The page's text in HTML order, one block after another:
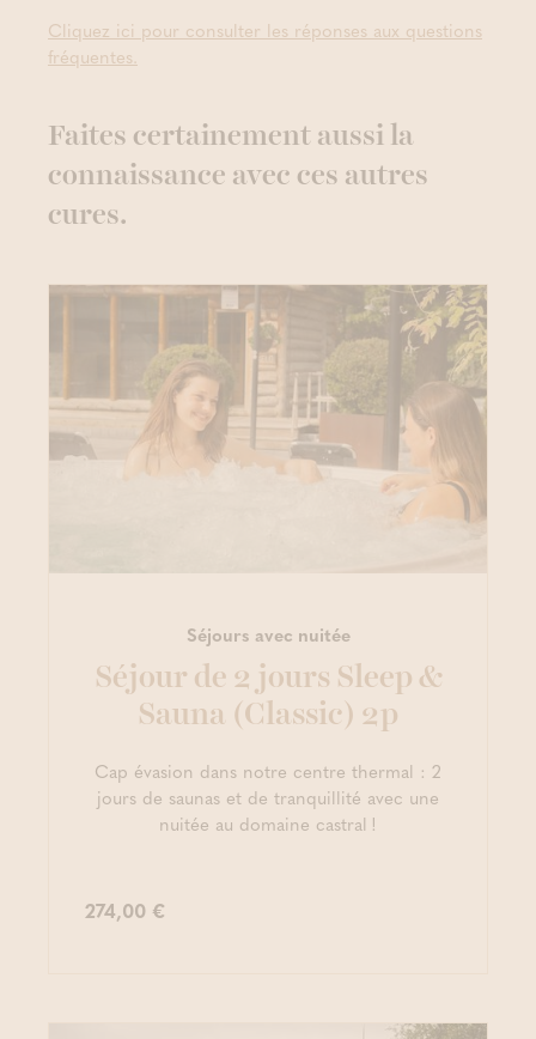
Cliquez ici pour consulter les réponses aux questions
fréquentes.
Faites certainement aussi la
connaissance avec ces autres
cures.
Séjours avec nuitée
Séjour de 2 jours Sleep &
Sauna (Classic) 2p
Cap évasion dans notre centre thermal : 2
jours de saunas et de tranquillité avec une
nuitée au domaine castral !
274,00 €